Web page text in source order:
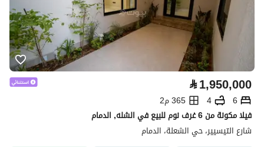
⃁1,950,000
6
4
365 م2
فيلا مكونة من 6 غرف نوم للبيع في الشله, الدمام
شارع التيسيير، حي الشعلة، الدمام